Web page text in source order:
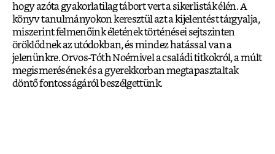
hogy azóta gyakorlatilag tábort vert a sikerlisták élén. A
könyv tanulmányokon keresztül azt a kijelentést tárgyalja,
miszerint felmenőink életének történései sejtszinten
öröklődnek az utódokban, és mindez hatással van a
jelenünkre. Orvos-Tóth Noémivel a családi titkokról, a múlt
megismerésének és a gyerekkorban megtapasztaltak
döntő fontosságáról beszélgettünk.